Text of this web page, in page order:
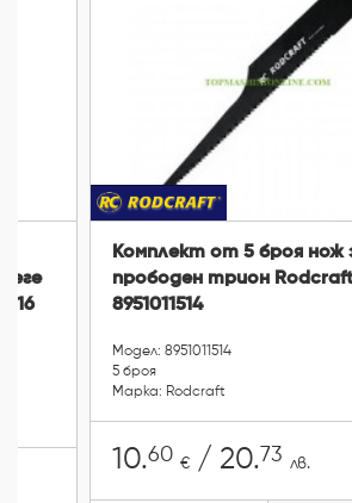
16
Комплект от 5 броя нож
прободен трион Rodcraft
8951011514
Модел: 8951011514
5 броя
Марка: Rodcraft
10.60 € / 20.73 лв.